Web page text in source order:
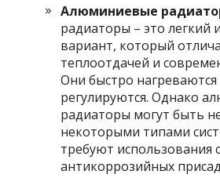
Алюминиевые
радиаторы – это легкий
вариант, который
теплоотдачей и
Они быстро нагреваются
регулируются. Однако
радиаторы могут быть
некоторыми типами
требуют использования
антикоррозийных